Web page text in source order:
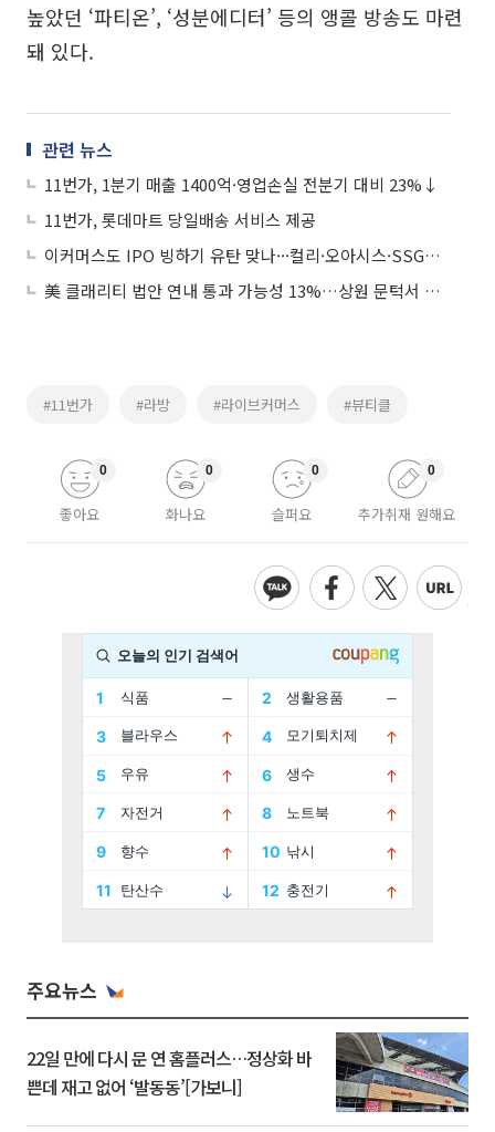
높았던 ‘파티온’, ‘성분에디터’ 등의 앵콜 방송도 마련
돼 있다.
관련 뉴스
11번가, 1분기 매출 1400억·영업손실 전분기 대비 23%↓
11번가, 롯데마트 당일배송 서비스 제공
이커머스도 IPO 빙하기 유탄 맞나···컬리·오아시스·SSG닷컴·11번가 '좌불안석'
美 클래리티 법안 연내 통과 가능성 13%…상원 문턱서 제동
#11번가 #라방 #라이브커머스 #뷰티클
좋아요
0
화나요
0
슬퍼요
0
추가취재 원해요
0
주요뉴스
22일 만에 다시 문 연 홈플러스…정상화 바
쁜데 재고 없어 ‘발동동’[가보니]